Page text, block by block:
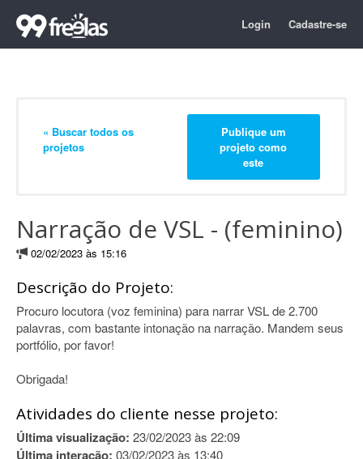
Login Cadastre-se
« Buscar todos os
projetos
Publique um
projeto como
este
Narração de VSL - (feminino)
02/02/2023 às 15:16
Descrição do Projeto:
Procuro locutora (voz feminina) para narrar VSL de 2.700
palavras, com bastante intonação na narração. Mandem seus
portfólio, por favor!
Obrigada!
Atividades do cliente nesse projeto:
Última visualização: 23/02/2023 às 22:09
Última interação: 03/02/2023 às 13:40